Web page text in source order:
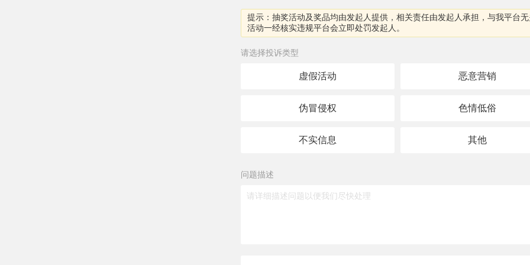
提示：抽奖活动及奖品均由发起人提供，相关责任由发起人承担，与我平台
活动一经核实违规平台会立即处罚发起人。
请选择投诉类型
虚假活动 恶意营销
伪冒侵权 色情低俗
不实信息 其他
问题描述